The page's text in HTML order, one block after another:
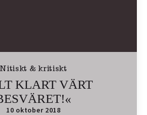
Nitiskt & kritiskt
KLART VÄRT
10 oktober 2018